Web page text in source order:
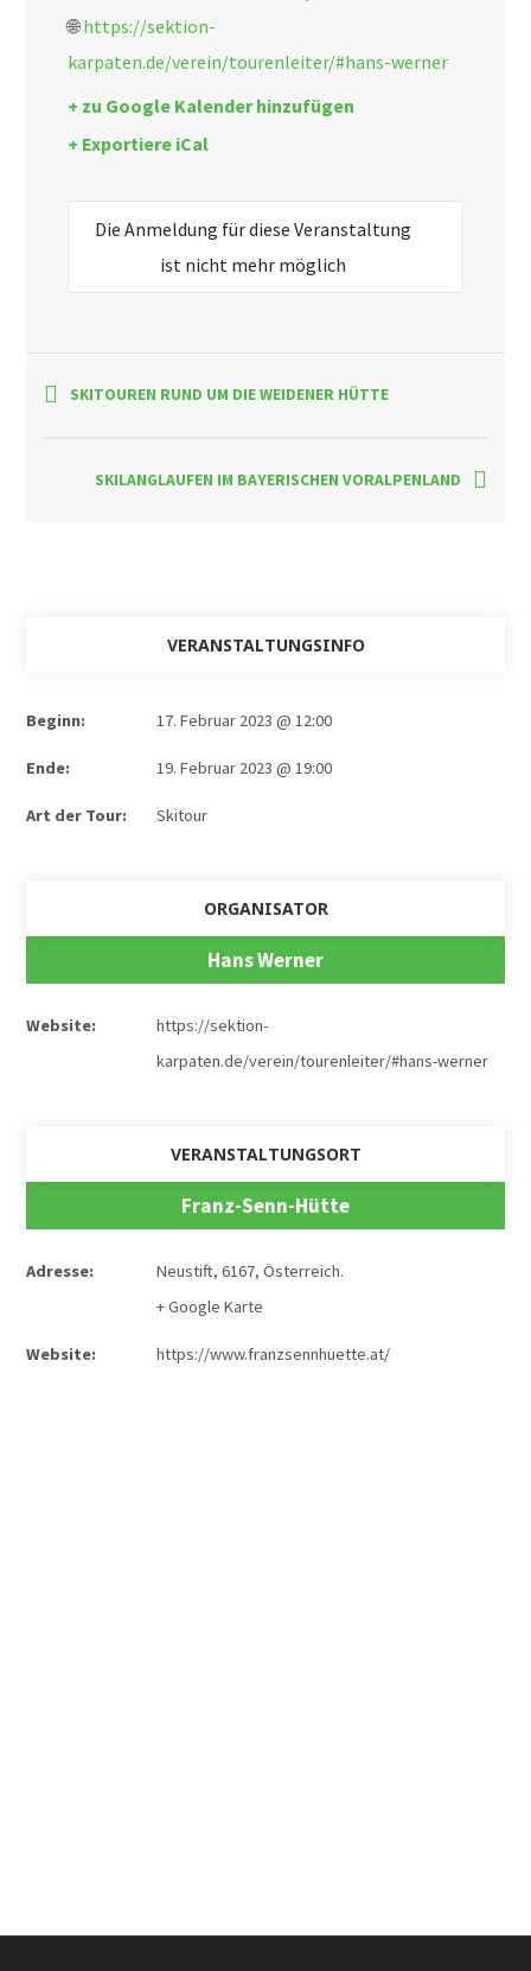
🌐https://sektion-
karpaten.de/verein/tourenleiter/#hans-werner
+ zu Google Kalender hinzufügen
+ Exportiere iCal
Die Anmeldung für diese Veranstaltung
ist nicht mehr möglich
SKITOUREN RUND UM DIE WEIDENER HÜTTE
SKILANGLAUFEN IM BAYERISCHEN VORALPENLAND
VERANSTALTUNGSINFO
Beginn: 17. Februar 2023 @ 12:00
Ende: 19. Februar 2023 @ 19:00
Art der Tour: Skitour
ORGANISATOR
Hans Werner
Website:
https://sektion-
karpaten.de/verein/tourenleiter/#hans-werner
VERANSTALTUNGSORT
Franz-Senn-Hütte
Adresse: Neustift, 6167, Österreich.
+ Google Karte
Website: https://www.franzsennhuette.at/